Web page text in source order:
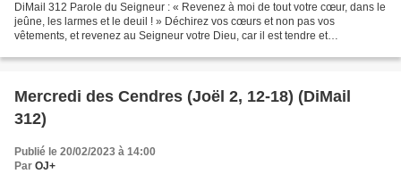
DiMail 312 Parole du Seigneur : « Revenez à moi de tout votre cœur, dans le
jeûne, les larmes et le deuil ! » Déchirez vos cœurs et non pas vos
vêtements, et revenez au Seigneur votre Dieu, car il est tendre et
Mercredi des Cendres (Joël 2, 12-18) (DiMail
312)
Publié le 20/02/2023 à 14:00
Par OJ+